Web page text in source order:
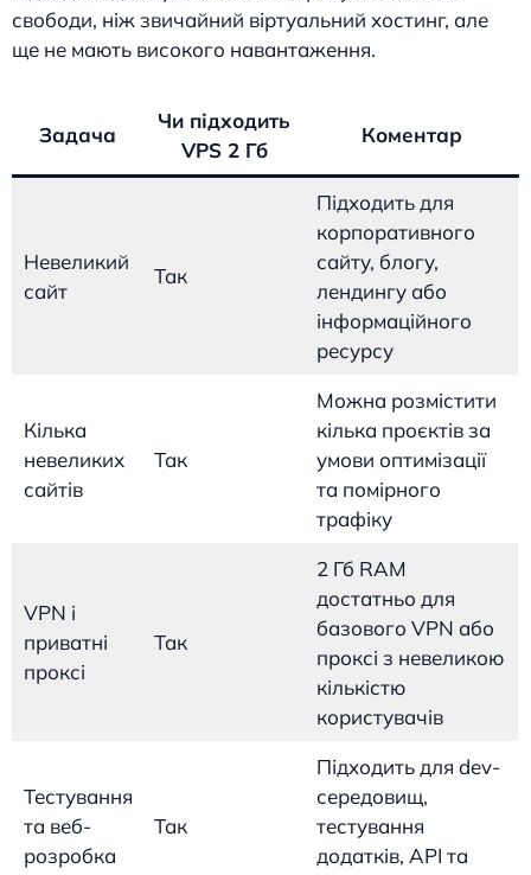
свободи, ніж звичайний віртуальний хостинг, але
ще не мають високого навантаження.
Задача
Чи підходить
VPS 2 Гб
Коментар
Невеликий
сайт
Так
Підходить для
корпоративного
сайту, блогу,
лендингу або
інформаційного
ресурсу
Кілька
невеликих
сайтів
Так
Можна розмістити
кілька проєктів за
умови оптимізації
та помірного
трафіку
VPN і
приватні
проксі
Так
2 Гб RAM
достатньо для
базового VPN або
проксі з невеликою
кількістю
користувачів
Тестування
та веб-
розробка
Так
Підходить для dev-
середовищ,
тестування
додатків, API та